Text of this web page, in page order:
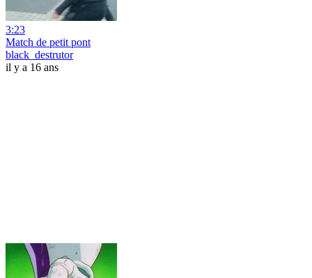
3:23
Match de petit pont
black_destrutor
il y a 16 ans